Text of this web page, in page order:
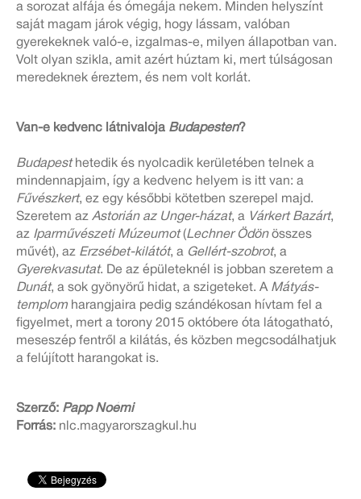
a sorozat alfája és ómegája nekem. Minden helyszínt
saját magam járok végig, hogy lássam, valóban
gyerekeknek való-e, izgalmas-e, milyen állapotban van.
Volt olyan szikla, amit azért húztam ki, mert túlságosan
meredeknek éreztem, és nem volt korlát.
Van-e kedvenc látnivalója Budapesten?
Budapest hetedik és nyolcadik kerületében telnek a
mindennapjaim, így a kedvenc helyem is itt van: a
Fűvészkert, ez egy későbbi kötetben szerepel majd.
Szeretem az Astorián az Unger-házat, a Várkert Bazárt,
az Iparművészeti Múzeumot(Lechner Ödönösszes
művét), az Erzsébet-kilátót, a Gellért-szobrot, a
Gyerekvasutat. De az épületeknél is jobban szeretem a
Dunát, a sok gyönyörű hidat, a szigeteket. A Mátyás-
templom harangjaira pedig szándékosan hívtam fel a
figyelmet, mert a torony 2015 októbere óta látogatható,
meseszép fentről a kilátás, és közben megcsodálhatjuk
a felújított harangokat is.
Szerző: Papp Noémi
Forrás: nlc.magyarorszagkul.hu